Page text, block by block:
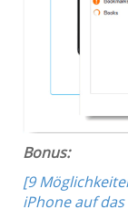
Bonus:
[9
iPhone auf